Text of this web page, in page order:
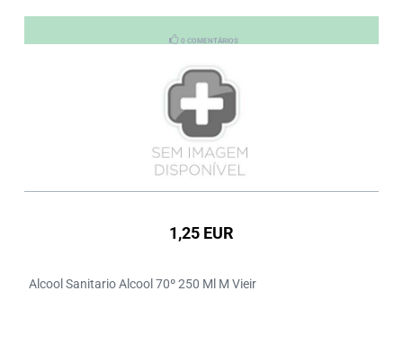
0 COMENTÁRIOS
1,25 EUR
Alcool Sanitario Alcool 70º 250 Ml M Vieir